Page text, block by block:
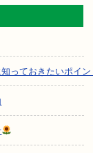
っておきたいポイン